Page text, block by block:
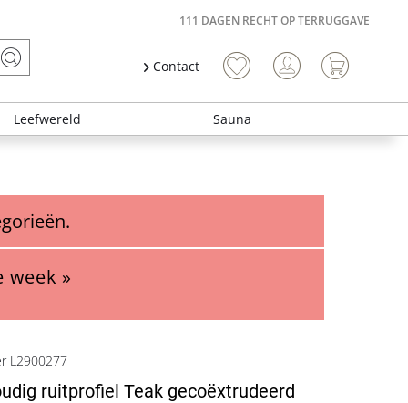
111 DAGEN RECHT OP TERRUGGAVE
Contact
Leefwereld Sauna
week »
L2900277
ruitprofiel Teak gecoëxtrudeerd